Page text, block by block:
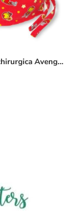
Cuffietta chirurgica Avengers Iron Man